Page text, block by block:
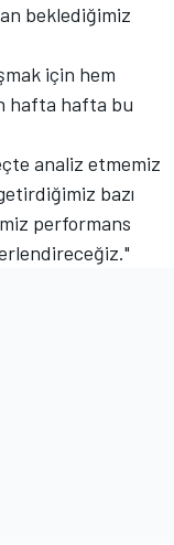
beklediğimiz
için hem
hafta hafta bu
analiz etmemiz
bazı
performans